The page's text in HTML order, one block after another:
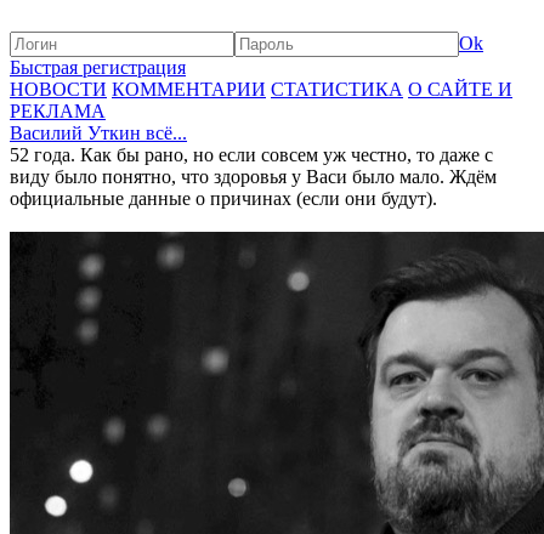
Ok
Быстрая регистрация
НОВОСТИ КОММЕНТАРИИ СТАТИСТИКА О САЙТЕ И
РЕКЛАМА
Василий Уткин всё...
52 года. Как бы рано, но если совсем уж честно, то даже с
виду было понятно, что здоровья у Васи было мало. Ждём
официальные данные о причинах (если они будут).